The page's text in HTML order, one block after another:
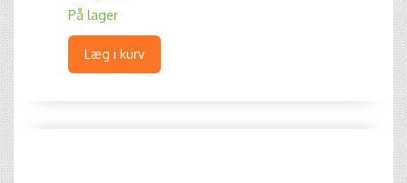
På lager
Læg i kurv